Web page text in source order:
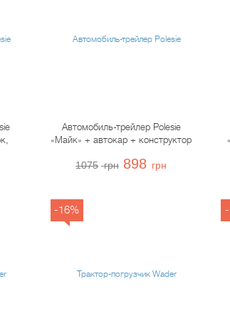
Автомобиль-трейлер Polesie
«Майк» + автокар + конструктор
1075 грн 898 грн
-16%